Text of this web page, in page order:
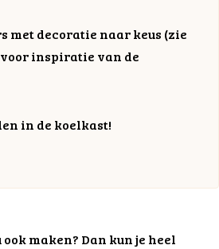
met decoratie naar keus (zie
inspiratie van de
in de koelkast!
maken? Dan kun je heel